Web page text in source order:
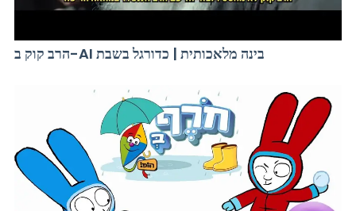
הרב קוק ב-AI בינה מלאכותית | כדורגל בשבת